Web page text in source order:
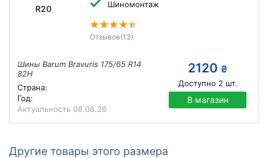
R20 Шиномонтаж
Отзывов(13)
Шины Barum Bravuris 175/65 R14
82H
Страна:
Год:
Актуальность 08.08.26
2120 ₴
Доступно 2 шт.
В магазин
Другие товары этого размера